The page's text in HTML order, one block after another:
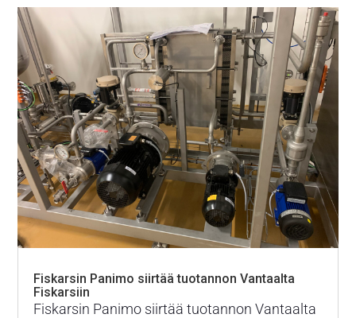
Fiskarsin Panimo siirtää tuotannon Vantaalta
Fiskarsiin
Fiskarsin Panimo siirtää tuotannon Vantaalta